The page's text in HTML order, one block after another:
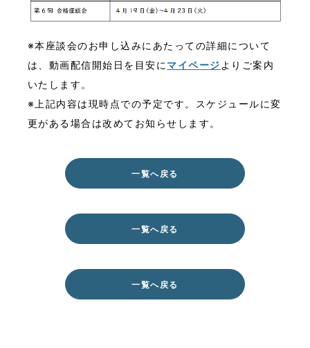
※本座談会のお申し込みにあたっての詳細について
は、動画配信開始日を目安に マイページ よりご案内
いたします。
※上記内容は現時点での予定です。スケジュールに変
更がある場合は改めてお知らせします。
一覧へ戻る
一覧へ戻る
一覧へ戻る